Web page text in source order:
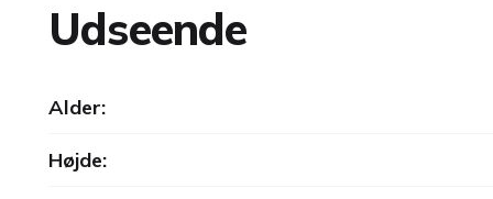
Udseende
Alder:
Højde: